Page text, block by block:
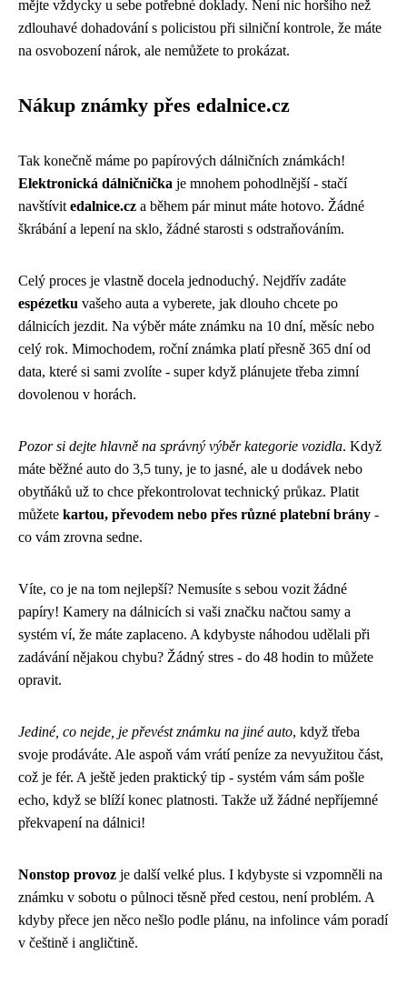
mějte vždycky u sebe potřebné doklady. Není nic horšího než
zdlouhavé dohadování s policistou při silniční kontrole, že máte
na osvobození nárok, ale nemůžete to prokázat.
Nákup známky přes edalnice.cz
Tak konečně máme po papírových dálničních známkách!
Elektronická dálničnička je mnohem pohodlnější - stačí
navštívit edalnice.cz a během pár minut máte hotovo. Žádné
škrábání a lepení na sklo, žádné starosti s odstraňováním.
Celý proces je vlastně docela jednoduchý. Nejdřív zadáte
espézetku vašeho auta a vyberete, jak dlouho chcete po
dálnicích jezdit. Na výběr máte známku na 10 dní, měsíc nebo
celý rok. Mimochodem, roční známka platí přesně 365 dní od
data, které si sami zvolíte - super když plánujete třeba zimní
dovolenou v horách.
Pozor si dejte hlavně na správný výběr kategorie vozidla. Když
máte běžné auto do 3,5 tuny, je to jasné, ale u dodávek nebo
obytňáků už to chce překontrolovat technický průkaz. Platit
můžete kartou, převodem nebo přes různé platební brány -
co vám zrovna sedne.
Víte, co je na tom nejlepší? Nemusíte s sebou vozit žádné
papíry! Kamery na dálnicích si vaši značku načtou samy a
systém ví, že máte zaplaceno. A kdybyste náhodou udělali při
zadávání nějakou chybu? Žádný stres - do 48 hodin to můžete
opravit.
Jediné, co nejde, je převést známku na jiné auto, když třeba
svoje prodáváte. Ale aspoň vám vrátí peníze za nevyužitou část,
což je fér. A ještě jeden praktický tip - systém vám sám pošle
echo, když se blíží konec platnosti. Takže už žádné nepříjemné
překvapení na dálnici!
Nonstop provoz je další velké plus. I kdybyste si vzpomněli na
známku v sobotu o půlnoci těsně před cestou, není problém. A
kdyby přece jen něco nešlo podle plánu, na infolince vám poradí
v češtině i angličtině.